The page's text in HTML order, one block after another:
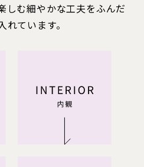
しむ細やかな工夫をふんだ
れています。